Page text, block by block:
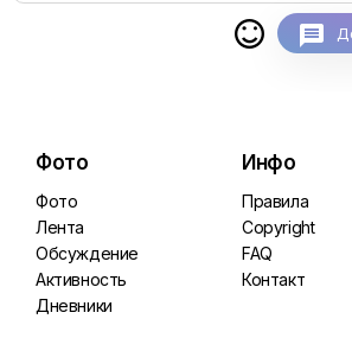

Фото
Фото
Лента
Обсуждение
Активность
Дневники
Инфо
Правила
Copyright
FAQ
Контакт